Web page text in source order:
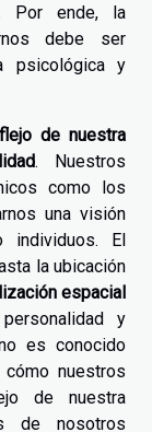
Por ende, la
debe ser
psicológica y
de nuestra
. Nuestros
como los
una visión
individuos. El
la ubicación
espacial
y
es conocido
nuestros
de nuestra
de nosotros